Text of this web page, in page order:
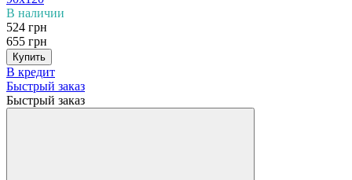
В наличии
524 грн
655 грн
Купить
В кредит
Быстрый заказ
Быстрый заказ